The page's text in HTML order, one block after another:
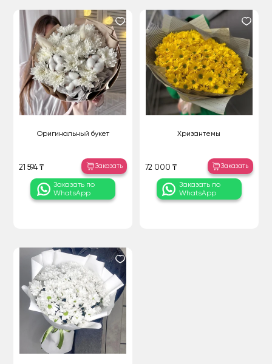
Оригинальный букет
21 594 ₸ Заказать
Заказать по
WhatsApp
Хризантемы
72 000 ₸ Заказать
Заказать по
WhatsApp